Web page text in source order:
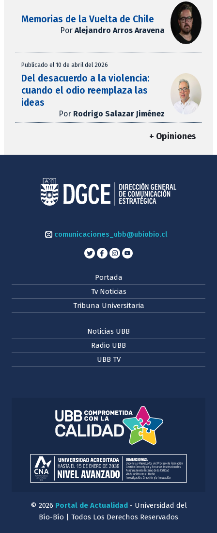
Memorias de la Vuelta de Chile
Por Alejandro Arros Aravena
Publicado el 10 de abril del 2026
Del desacuerdo a la violencia:
cuando el odio reemplaza las
ideas
Por Rodrigo Salazar Jiménez
+ Opiniones
comunicaciones_ubb@ubiobio.cl
Portada
Tv Noticias
Tribuna Universitaria
Noticias UBB
Radio UBB
UBB TV
© 2026 Portal de Actualidad- Universidad del
Bío-Bío | Todos Los Derechos Reservados